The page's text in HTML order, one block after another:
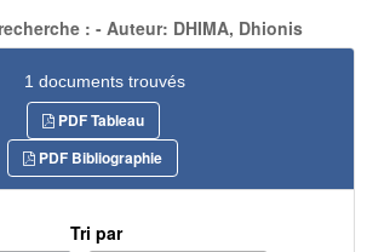
: - Auteur: DHIMA, Dhionis
1 documents trouvés
PDF Tableau
PDF Bibliographie
Tri par